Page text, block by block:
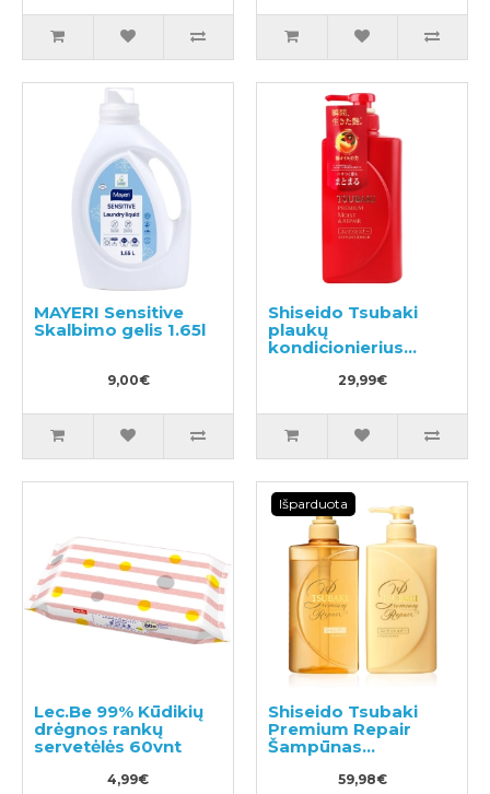
MAYERI Sensitive
Skalbimo gelis 1.65l
9,00€
Shiseido Tsubaki
plaukų
kondicionierius
29,99€
Lec.Be 99% Kūdikių
drėgnos rankų
servetėlės 60vnt
4,99€
Išparduota
Shiseido Tsubaki
Premium Repair
Šampūnas
kondicionierius
59,98€